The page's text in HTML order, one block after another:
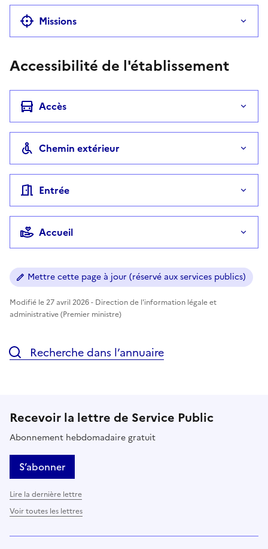
Missions
Accessibilité de l'établissement
Accès
Chemin extérieur
Entrée
Accueil
Mettre cette page à jour (réservé aux services publics)
Modifié le 27 avril 2026 - Direction de l'information légale et
administrative (Premier ministre)
Recherche dans l’annuaire
Recevoir la lettre de Service Public
Abonnement hebdomadaire gratuit
S’abonner
Lire la dernière lettre
Voir toutes les lettres